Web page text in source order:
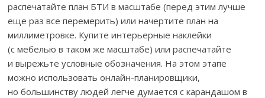
распечатайте план БТИ в масштабе (перед этим лучше
еще раз все перемерить) или начертите план на
миллиметровке. Купите интерьерные наклейки
(с мебелью в таком же масштабе) или распечатайте
и вырежьте условные обозначения. На этом этапе
можно использовать онлайн-планировщики,
но большинству людей легче думается с карандашом в